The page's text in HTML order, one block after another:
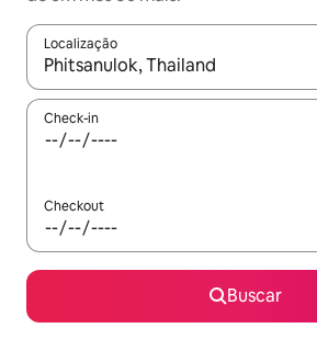
Localização
Quando os resultados estiverem
Check-in
Checkout
Buscar